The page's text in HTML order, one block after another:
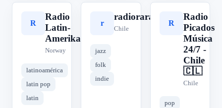
R
Radio
Latin-
Amerika
Norway
latinoamérica
latin pop
latin
r
radiorara
Chile
jazz
folk
indie
R
Radio
Picados
Música
24/7 -
Chile
🇨🇱
Chile
pop